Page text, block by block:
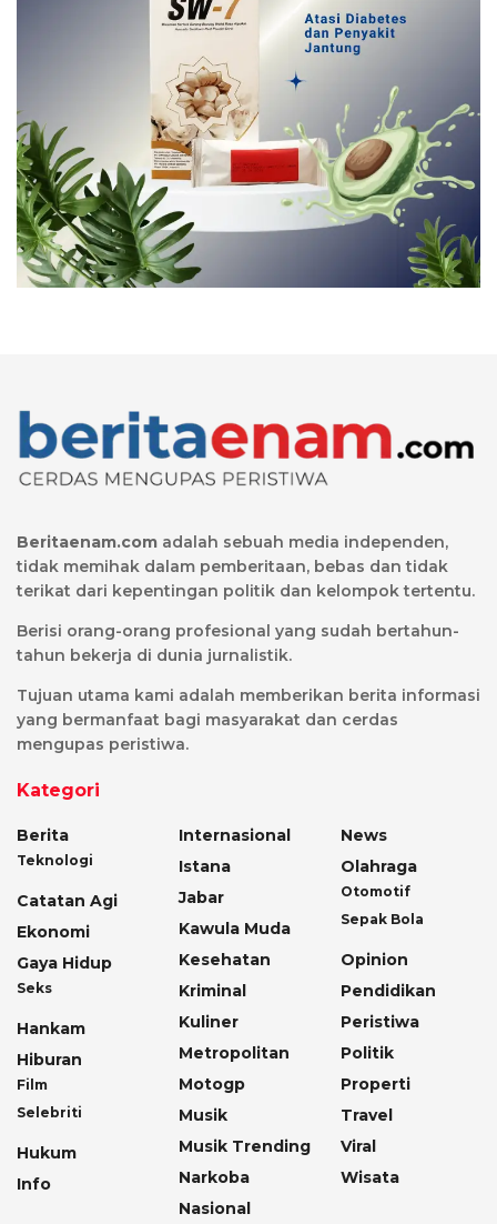
Beritaenam.com adalah sebuah media independen,
tidak memihak dalam pemberitaan, bebas dan tidak
terikat dari kepentingan politik dan kelompok tertentu.
Berisi orang-orang profesional yang sudah bertahun-
tahun bekerja di dunia jurnalistik.
Tujuan utama kami adalah memberikan berita informasi
yang bermanfaat bagi masyarakat dan cerdas
mengupas peristiwa.
Kategori
Berita
Teknologi
Catatan Agi
Ekonomi
Gaya Hidup
Seks
Hankam
Hiburan
Film
Selebriti
Hukum
Info
Internasional
Istana
Jabar
Kawula Muda
Kesehatan
Kriminal
Kuliner
Metropolitan
Motogp
Musik
Musik Trending
Narkoba
Nasional
News
Olahraga
Otomotif
Sepak Bola
Opinion
Pendidikan
Peristiwa
Politik
Properti
Travel
Viral
Wisata